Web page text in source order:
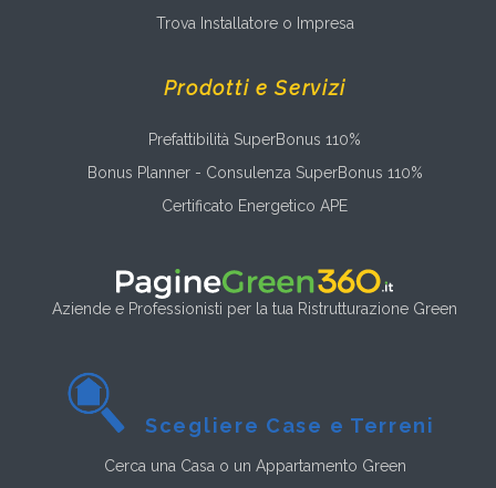
Trova Installatore o Impresa
Prodotti e Servizi
Prefattibilità SuperBonus 110%
Bonus Planner - Consulenza SuperBonus 110%
Certificato Energetico APE
Aziende e Professionisti per la tua Ristrutturazione Green
Scegliere Case e Terreni
Cerca una Casa o un Appartamento Green